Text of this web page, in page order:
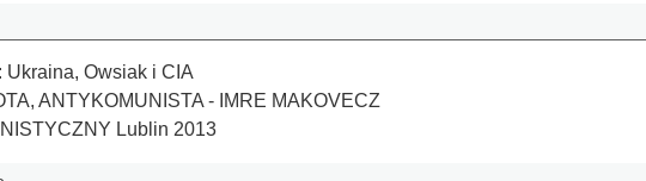
Ukraina, Owsiak i CIA
ANTYKOMUNISTA - IMRE MAKOVECZ
Lublin 2013